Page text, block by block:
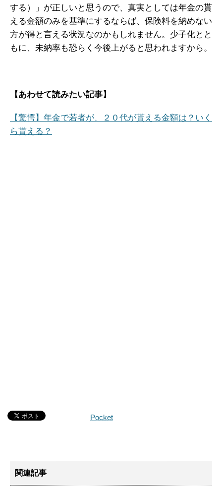
する）」が正しいと思うので、真実としては年金の貰
える金額のみを基準にするならば、保険料を納めない
方が得と言える状況なのかもしれません。少子化とと
もに、未納率も恐らく今後上がると思われますから。
【あわせて読みたい記事】
【驚愕】年金で若者が、２０代が貰える金額は？いく
ら貰える？
Pocket
関連記事